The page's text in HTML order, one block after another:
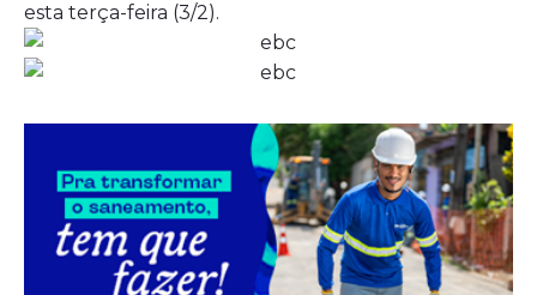
esta terça-feira (3/2).